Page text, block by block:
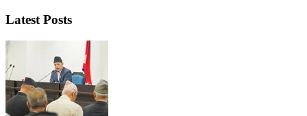
Latest Posts